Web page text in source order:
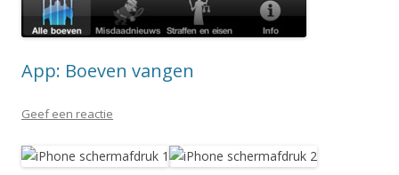
App: Boeven vangen
Geef een reactie